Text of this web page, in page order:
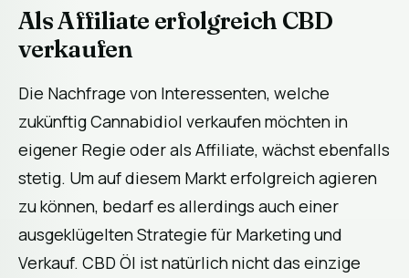
Als Affiliate erfolgreich CBD
verkaufen
Die Nachfrage von Interessenten, welche
zukünftig Cannabidiol verkaufen möchten in
eigener Regie oder als Affiliate, wächst ebenfalls
stetig. Um auf diesem Markt erfolgreich agieren
zu können, bedarf es allerdings auch einer
ausgeklügelten Strategie für Marketing und
Verkauf. CBD Öl ist natürlich nicht das einzige